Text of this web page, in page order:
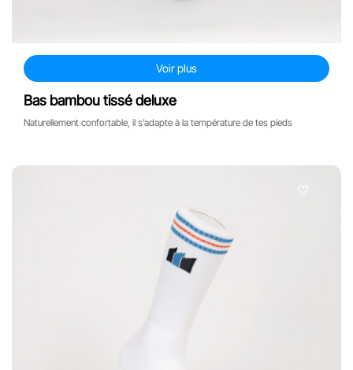
Voir plus
Bas bambou tissé deluxe
Naturellement confortable, il s’adapte à la température de tes pieds
♡